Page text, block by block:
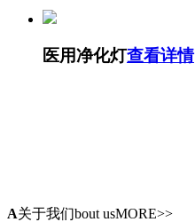
医用净化灯查看详情
A关于我们bout usMORE>>